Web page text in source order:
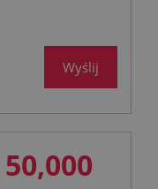
Wyślij
50,000